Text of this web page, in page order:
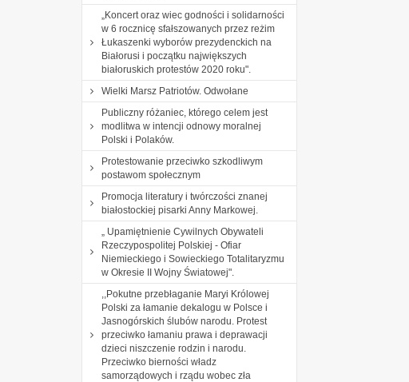
„Koncert oraz wiec godności i solidarności
w 6 rocznicę sfałszowanych przez reżim
Łukaszenki wyborów prezydenckich na
Białorusi i początku największych
białoruskich protestów 2020 roku".
Wielki Marsz Patriotów. Odwołane
Publiczny różaniec, którego celem jest
modlitwa w intencji odnowy moralnej
Polski i Polaków.
Protestowanie przeciwko szkodliwym
postawom społecznym
Promocja literatury i twórczości znanej
białostockiej pisarki Anny Markowej.
„ Upamiętnienie Cywilnych Obywateli
Rzeczypospolitej Polskiej - Ofiar
Niemieckiego i Sowieckiego Totalitaryzmu
w Okresie II Wojny Światowej".
,,Pokutne przebłaganie Maryi Królowej
Polski za łamanie dekalogu w Polsce i
Jasnogórskich ślubów narodu. Protest
przeciwko łamaniu prawa i deprawacji
dzieci niszczenie rodzin i narodu.
Przeciwko bierności władz
samorządowych i rządu wobec zła